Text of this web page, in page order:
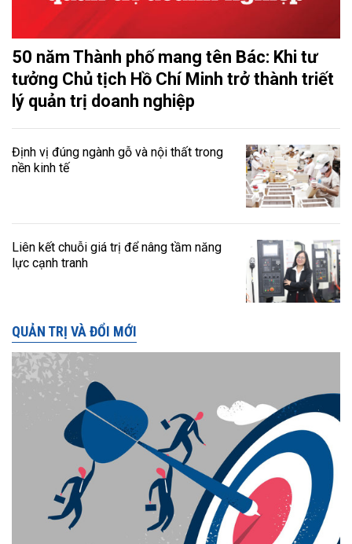
50 năm Thành phố mang tên Bác: Khi tư
tưởng Chủ tịch Hồ Chí Minh trở thành triết
lý quản trị doanh nghiệp
Định vị đúng ngành gỗ và nội thất trong
nền kinh tế
Liên kết chuỗi giá trị để nâng tầm năng
lực cạnh tranh
QUẢN TRỊ VÀ ĐỔI MỚI